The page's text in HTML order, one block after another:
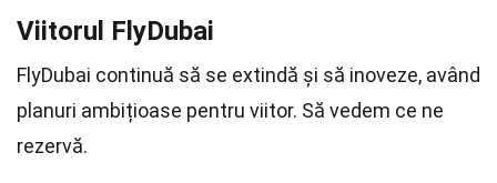
Viitorul FlyDubai
FlyDubai continuă să se extindă și să inoveze, având
planuri ambițioase pentru viitor. Să vedem ce ne
rezervă.